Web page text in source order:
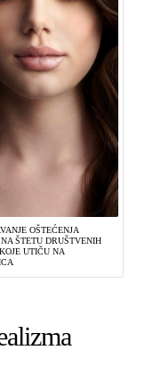
OŠTEĆENJA
ŠTETU DRUŠTVENIH
UTIČU NA